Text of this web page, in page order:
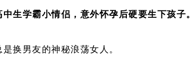
中生学霸小情侣，意外怀孕后硬要生下孩子。
是换男友的神秘浪荡女人。